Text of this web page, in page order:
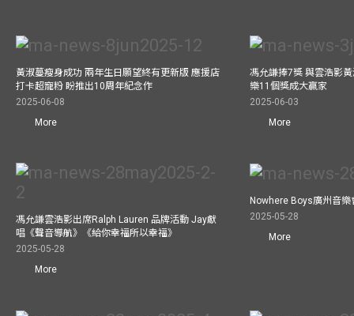
黃淑蔓瘦身成功 兩年生日願望終有更新版 應援店
打卡超寵粉 盼推出10周年紀念作
2025-06-08
More
馮允謙捧7獎 與雲浩影
樂11個獎成大贏家
2025-06-03
More
馮允謙雲浩影出席Ralph Lauren 品牌活動 Jay獻
唱《聲音導航》《給你幸福所以幸福》
2025-05-28
More
Nowhere Boys廣州音
2025-05-28
More